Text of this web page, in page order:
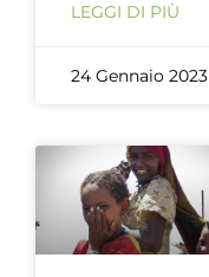
LEGGI DI PIÙ
24 Gennaio 2023